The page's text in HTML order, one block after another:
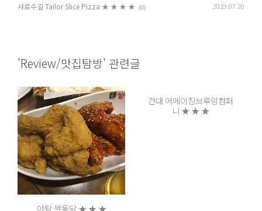
샤로수길 Tailor Slice Pizza ★ ★ ★ ★ (0) 2019.07.20
'Review/맛집탐방' 관련글
야탑 쌀통닭 ★ ★ ★
건대 어메이징브루잉컴퍼
니 ★ ★ ★